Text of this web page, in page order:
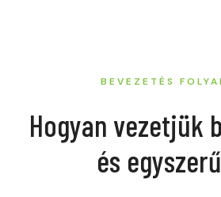
BEVEZETÉS
Hogyan vezetjük
és